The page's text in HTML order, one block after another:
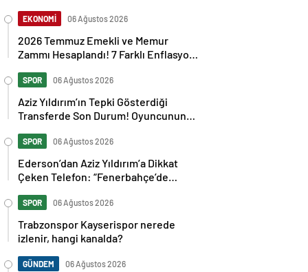
EKONOMİ 06 Ağustos 2026
2026 Temmuz Emekli ve Memur
Zammı Hesaplandı! 7 Farklı Enflasyon
SPOR 06 Ağustos 2026
Aziz Yıldırım’ın Tepki Gösterdiği
Transferde Son Durum! Oyuncunun
SPOR 06 Ağustos 2026
Ederson’dan Aziz Yıldırım’a Dikkat
Çeken Telefon: “Fenerbahçe’de
SPOR 06 Ağustos 2026
Trabzonspor Kayserispor nerede
izlenir, hangi kanalda?
GÜNDEM 06 Ağustos 2026